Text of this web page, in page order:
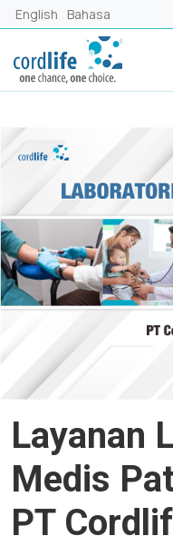
Lompat ke isi utama
English Bahasa
Layanan
Medis
PT